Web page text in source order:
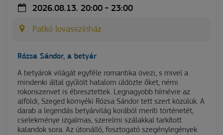
2026.08.13. 20:00 - 23:00
Patkó lovasszínház
Rózsa Sándor, a betyár
A betyárok világát egyféle romantika övezi, s mivel a
mindenki által gyűlölt hatalom üldözte őket, némi
rokonszenvet is ébresztettek. Legnagyobb hírnévre az
alföldi, Szeged környéki Rózsa Sándor tett szert közülük. A
darab a legendás betyárvilág korából meríti történetét,
cselekménye izgalmas, szerelmi szálakkal tarkított
kalandok sora. Az útonálló, fosztogató szegénylegények